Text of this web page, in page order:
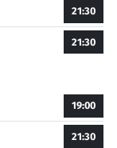
21:30
21:30
19:00
21:30